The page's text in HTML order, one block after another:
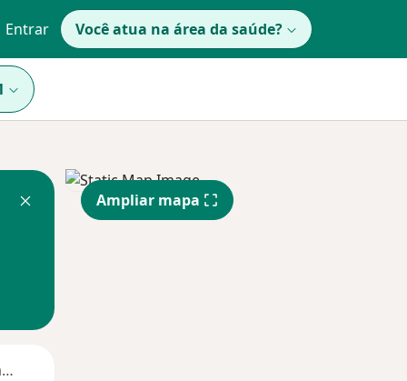
Entrar Você atua na área da saúde?
Segunda-feira
Ampliar mapa